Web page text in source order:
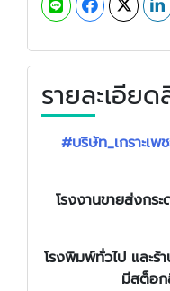
รายละเอีย
#บริษัท_เกราะเพ
โรงงานขายส่งกร
โรงพิมพ์ทั่วไป และร้
มีสต็อ